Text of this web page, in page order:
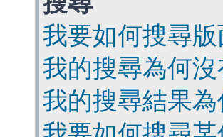
我要如何搜尋版
我的搜尋為何沒
我的搜尋結果